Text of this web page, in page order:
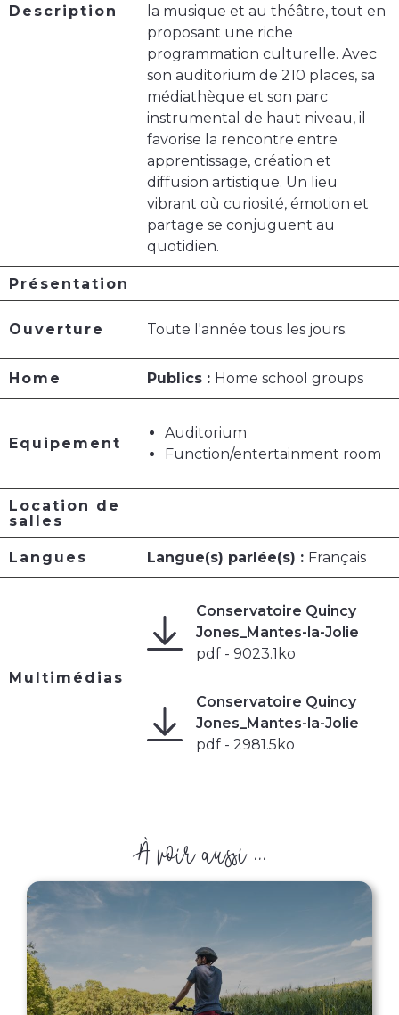
Description
la musique et au théâtre, tout en
proposant une riche
programmation culturelle. Avec
son auditorium de 210 places, sa
médiathèque et son parc
instrumental de haut niveau, il
favorise la rencontre entre
apprentissage, création et
diffusion artistique. Un lieu
vibrant où curiosité, émotion et
partage se conjuguent au
quotidien.
Présentation
Ouverture Toute l'année tous les jours.
Home Publics : Home school groups
Equipement
Auditorium
Function/entertainment room
Location de
salles
Langues Langue(s) parlée(s) : Français
Multimédias
Conservatoire Quincy
Jones_Mantes-la-Jolie
pdf - 9023.1ko
Conservatoire Quincy
Jones_Mantes-la-Jolie
pdf - 2981.5ko
À voir aussi ...